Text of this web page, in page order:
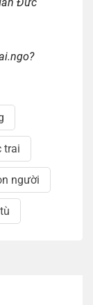
trai
người